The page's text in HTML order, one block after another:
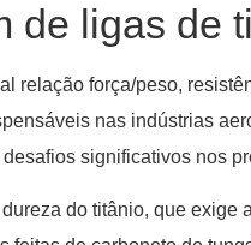
de ligas de
relação força/peso,
nas indústrias
significativos nos
do titânio, que exige